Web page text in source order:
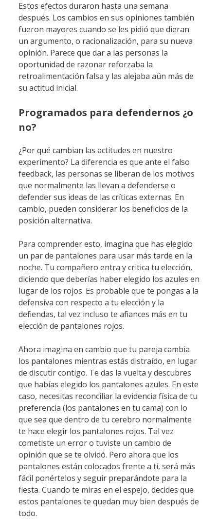
Estos efectos duraron hasta una semana
después. Los cambios en sus opiniones también
fueron mayores cuando se les pidió que dieran
un argumento, o racionalización, para su nueva
opinión. Parece que dar a las personas la
oportunidad de razonar reforzaba la
retroalimentación falsa y las alejaba aún más de
su actitud inicial.
Programados para defendernos ¿o
no?
¿Por qué cambian las actitudes en nuestro
experimento? La diferencia es que ante el falso
feedback, las personas se liberan de los motivos
que normalmente las llevan a defenderse o
defender sus ideas de las críticas externas. En
cambio, pueden considerar los beneficios de la
posición alternativa.
Para comprender esto, imagina que has elegido
un par de pantalones para usar más tarde en la
noche. Tu compañero entra y critica tu elección,
diciendo que deberías haber elegido los azules en
lugar de los rojos. Es probable que te pongas a la
defensiva con respecto a tu elección y la
defiendas, tal vez incluso te afiances más en tu
elección de pantalones rojos.
Ahora imagina en cambio que tu pareja cambia
los pantalones mientras estás distraído, en lugar
de discutir contigo. Te das la vuelta y descubres
que habías elegido los pantalones azules. En este
caso, necesitas reconciliar la evidencia física de tu
preferencia (los pantalones en tu cama) con lo
que sea que dentro de tu cerebro normalmente
te hace elegir los pantalones rojos. Tal vez
cometiste un error o tuviste un cambio de
opinión que se te olvidó. Pero ahora que los
pantalones están colocados frente a ti, será más
fácil ponértelos y seguir preparándote para la
fiesta. Cuando te miras en el espejo, decides que
estos pantalones te quedan muy bien después de
todo.